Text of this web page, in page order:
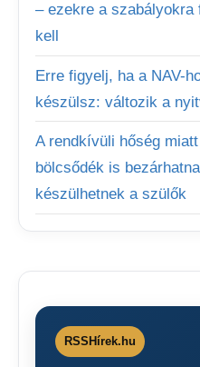
– ezekre a szabályokra
kell
Erre figyelj, ha a NAV-
készülsz: változik a
A rendkívüli hőség
bölcsődék is
készülhetnek a szülők
RSSHírek.hu